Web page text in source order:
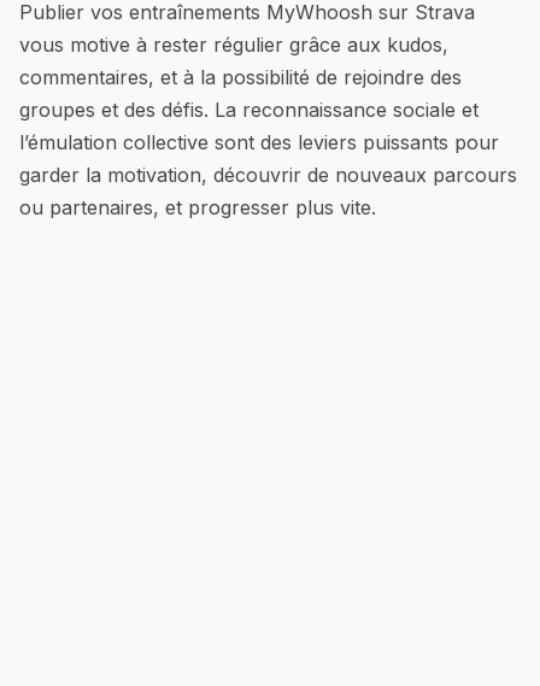
Publier vos entraînements MyWhoosh sur Strava
vous motive à rester régulier grâce aux kudos,
commentaires, et à la possibilité de rejoindre des
groupes et des défis. La reconnaissance sociale et
l’émulation collective sont des leviers puissants pour
garder la motivation, découvrir de nouveaux parcours
ou partenaires, et progresser plus vite.